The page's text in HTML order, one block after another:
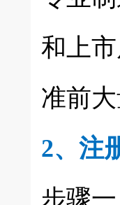
和上
准前
2、注
步骤